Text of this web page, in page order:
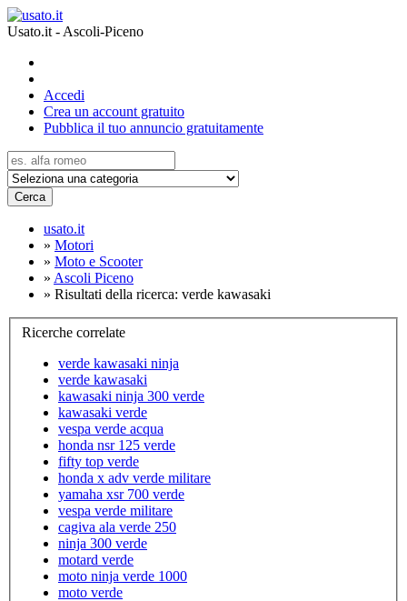
Usato.it - Ascoli-Piceno
Accedi
Crea un account gratuito
Pubblica il tuo annuncio gratuitamente
Cerca
usato.it
» Motori
» Moto e Scooter
» Ascoli Piceno
» Risultati della ricerca: verde kawasaki
Ricerche correlate
verde kawasaki ninja
verde kawasaki
kawasaki ninja 300 verde
kawasaki verde
vespa verde acqua
honda nsr 125 verde
fifty top verde
honda x adv verde militare
yamaha xsr 700 verde
vespa verde militare
cagiva ala verde 250
ninja 300 verde
motard verde
moto ninja verde 1000
moto verde